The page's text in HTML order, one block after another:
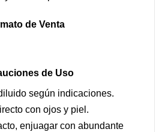
de Venta
de Uso
según indicaciones.
con ojos y piel.
enjuagar con abundante